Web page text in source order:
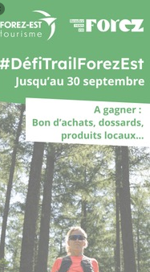
Log
Trail 2024
m 4062 m